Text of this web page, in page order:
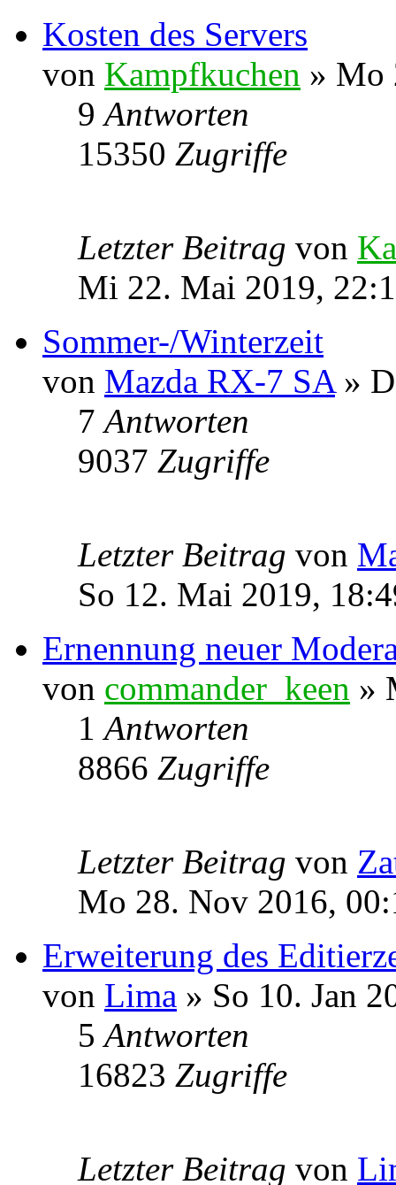
Kosten des Servers
von Kampfkuchen » Mo
9Antworten
15350 Zugriffe
Letzter Beitrag von
Mi 22. Mai 2019,
Sommer-/Winterzeit
von Mazda RX-7 SA»
7Antworten
9037 Zugriffe
Letzter Beitrag von
So 12. Mai 2019,
Ernennung neuer
von commander_keen »
1Antworten
8866 Zugriffe
Letzter Beitrag von
Mo 28. Nov 2016,
Erweiterung des
von Lima » So 10. Jan
5Antworten
16823 Zugriffe
Letzter Beitrag von